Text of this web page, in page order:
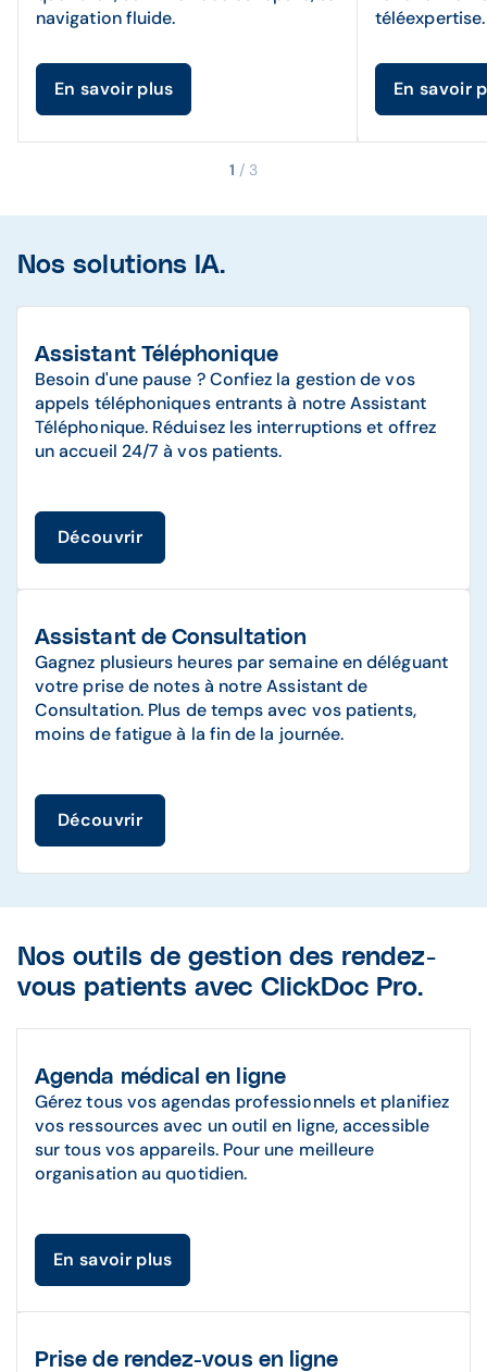
navigation fluide.
En savoir plus En savoir
1 / 3
Nos solutions IA.
Assistant Téléphonique
Besoin d'une pause ? Confiez la gestion de vos
appels téléphoniques entrants à notre Assistant
Téléphonique. Réduisez les interruptions et offrez
un accueil 24/7 à vos patients.
Découvrir
Assistant de Consultation
Gagnez plusieurs heures par semaine en déléguant
votre prise de notes à notre Assistant de
Consultation. Plus de temps avec vos patients,
moins de fatigue à la fin de la journée.
Découvrir
Nos outils de gestion des rendez-
vous patients avec ClickDoc Pro.
Agenda médical en ligne
Gérez tous vos agendas professionnels et planifiez
vos ressources avec un outil en ligne, accessible
sur tous vos appareils. Pour une meilleure
organisation au quotidien.
En savoir plus
Prise de rendez-vous en ligne